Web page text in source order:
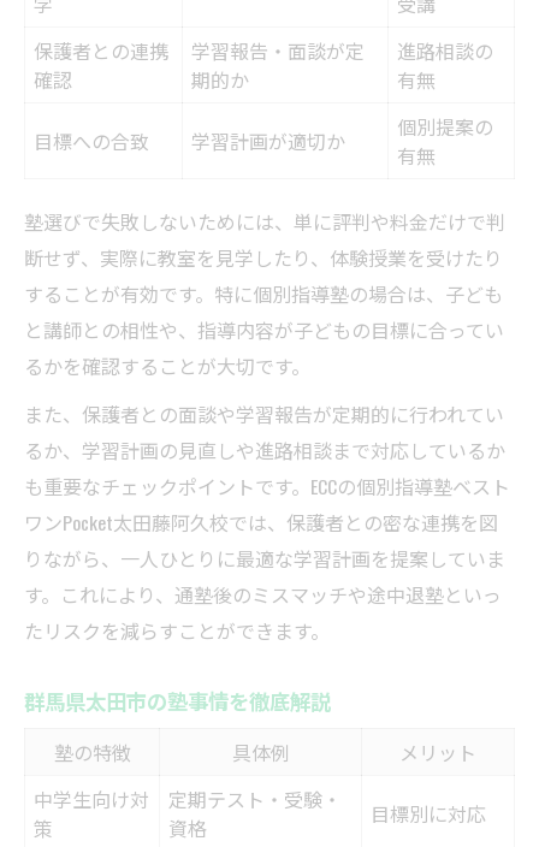
保護者との連携
確認
学習報告・面談が定
期的か
進路相談の
有無
目標への合致 学習計画が適切か
個別提案の
有無
塾選びで失敗しないためには、単に評判や料金だけで判
断せず、実際に教室を見学したり、体験授業を受けたり
することが有効です。特に個別指導塾の場合は、子ども
と講師との相性や、指導内容が子どもの目標に合ってい
るかを確認することが大切です。
また、保護者との面談や学習報告が定期的に行われてい
るか、学習計画の見直しや進路相談まで対応しているか
も重要なチェックポイントです。ECCの個別指導塾ベスト
ワンPocket太田藤阿久校では、保護者との密な連携を図
りながら、一人ひとりに最適な学習計画を提案していま
す。これにより、通塾後のミスマッチや途中退塾といっ
たリスクを減らすことができます。
群馬県太田市の塾事情を徹底解説
塾の特徴 具体例
メリット
中学生向け対
策
定期テスト・受験・
資格
目標別に対応